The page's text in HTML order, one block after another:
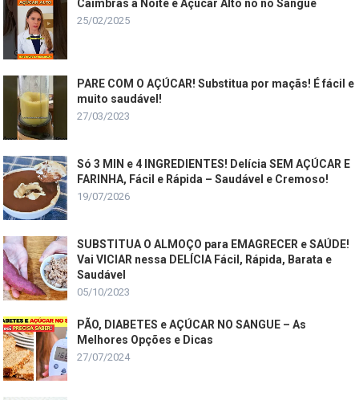
Câimbras à Noite e Açúcar Alto no no Sangue
25/02/2025
PARE COM O AÇÚCAR! Substitua por maçãs! É fácil e
muito saudável!
27/03/2023
Só 3 MIN e 4 INGREDIENTES! Delícia SEM AÇÚCAR E
FARINHA, Fácil e Rápida – Saudável e Cremoso!
19/07/2026
SUBSTITUA O ALMOÇO para EMAGRECER e SAÚDE!
Vai VICIAR nessa DELÍCIA Fácil, Rápida, Barata e
Saudável
05/10/2023
PÃO, DIABETES e AÇÚCAR NO SANGUE – As
Melhores Opções e Dicas
27/07/2024